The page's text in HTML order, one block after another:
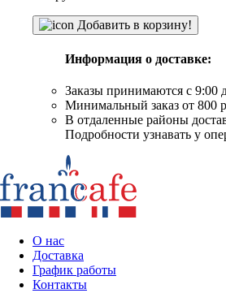
Добавить в корзину!
Информация о доставке:
Заказы принимаются с 9:00
Минимальный заказ от 800
В отдаленные районы
Подробности узнавать у
О нас
Доставка
График работы
Контакты